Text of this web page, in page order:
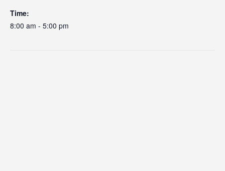
Time:
8:00 am - 5:00 pm